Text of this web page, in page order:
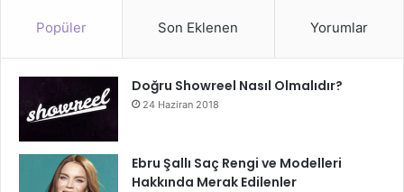
Popüler Son Eklenen Yorumlar
Doğru Showreel Nasıl Olmalıdır?
24 Haziran 2018
Ebru Şallı Saç Rengi ve Modelleri
Hakkında Merak Edilenler